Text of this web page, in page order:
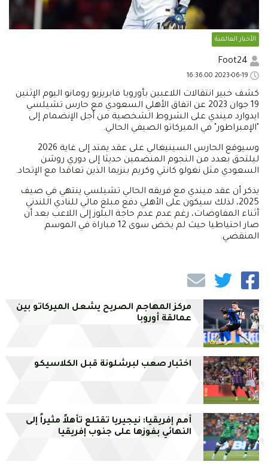
الأخبار العالمية
كشف خبير انتقالات اللاعبين بأوروبا فابريزيو رومانو اليوم الإثنين
19 جوان 2023 عن اتفاق الأهلي السعودي مع حارس تشيلسي
ايدوارد ميندي على الشروط الشخصية من أجل الإنضمام إلى
"الإمبراطور" في الميركاتو الصيفي الحالي.
وسيوقع الحارس السينيغالي على عقد يمتد إلى غاية 2026
ليلتحق بعدد من النجوم المنضمين حديثا إلى دوري روشن
السعودي مثل نغولو كانتي وكريم بنزيما الذين تعاقدا مع الإتحاد.
يذكر أن عقد ميندي مع فريقه الحالي تشيلسي ينتهي في صيف
2025، لذلك سيكون على الأهلي دفع مبلغ مالي للنادي اللندني
أثناء المفاوضات، رغم عدم عدم حاجة البلوز إلى اللاعب بعد أن
صار احتياطيا حيث لم يخض سوى 12 مباراة في الموسم
المنقضي.
مركز المهاجم الصريح يشعل الميركاتو بين
عمالقة أوروبا
اختبار صعب لبرشلونة قبل الكلاسيكو
أمم إفريقيا: نيجيريا تقتلع تأهلاً مثيراً إلى
النهائي بفوزها على جنوب إفريقيا